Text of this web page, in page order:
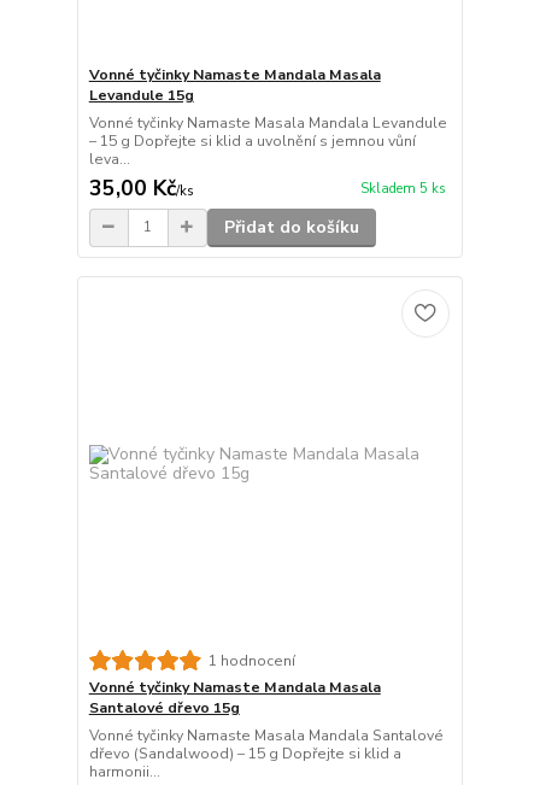
Vonné tyčinky Namaste Mandala Masala
Levandule 15g
Vonné tyčinky Namaste Masala Mandala Levandule
– 15 g Dopřejte si klid a uvolnění s jemnou vůní
leva...
35,00 Kč/ks Skladem 5 ks
Přidat do košíku
1 hodnocení
Vonné tyčinky Namaste Mandala Masala
Santalové dřevo 15g
Vonné tyčinky Namaste Masala Mandala Santalové
dřevo (Sandalwood) – 15 g Dopřejte si klid a
harmonii...